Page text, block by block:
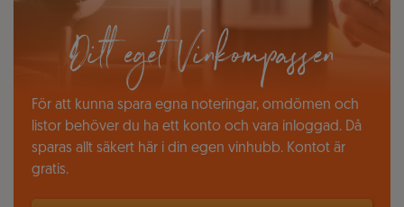
Ditt eget Vinkompassen
För att kunna spara egna noteringar, omdömen och
listor behöver du ha ett konto och vara inloggad. Då
sparas allt säkert här i din egen vinhubb. Kontot är
gratis.